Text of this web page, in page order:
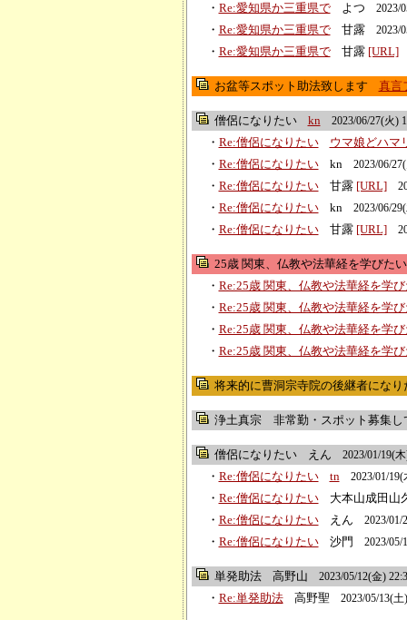
・ Re:愛知県か三重県でよつ 2023/
・ Re:愛知県か三重県で甘露 2023/
・ Re:愛知県か三重県で甘露 [URL]
お盆等スポット助法致します 真言
僧侶になりたい kn 2023/06/27(火)
・ Re:僧侶になりたい
ウマ娘どハマ
・ Re:僧侶になりたいkn 2023/06/
・ Re:僧侶になりたい甘露 [URL]
・ Re:僧侶になりたいkn 2023/06/
・ Re:僧侶になりたい甘露 [URL]
25歳 関東、仏教や法華経を学びたい
・ Re:25歳 関東、仏教や法華経を学
・ Re:25歳 関東、仏教や法華経を学
・ Re:25歳 関東、仏教や法華経を学
・ Re:25歳 関東、仏教や法華経を学
将来的に曹洞宗寺院の後継者になり
浄土真宗 非常勤・スポット募集し
僧侶になりたいえん 2023/01/19(
・ Re:僧侶になりたい tn 2023/01/19(
・ Re:僧侶になりたい大本山成田山
・ Re:僧侶になりたいえん 2023/01/
・ Re:僧侶になりたい沙門 2023/05/
単発助法高野山 2023/05/12(金)
・ Re:単発助法高野聖 2023/05/13(土